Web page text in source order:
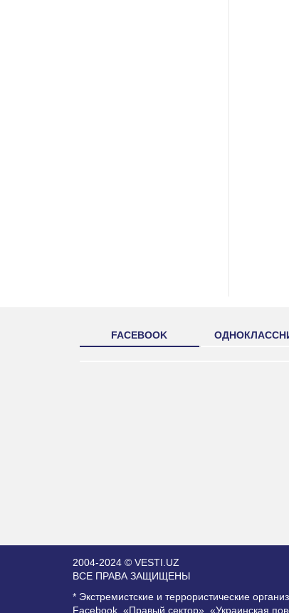
FACEBOOK
2004-2024 © VESTI.UZ
ВСЕ ПРАВА ЗАЩИЩЕНЫ
* Экстремистские и террористические
Facebook, «Правый сектор», «Украинская